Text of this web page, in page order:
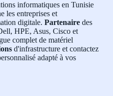
informatiques en Tunisie
les entreprises et
digitale. Partenaire des
HPE, Asus, Cisco et
complet de matériel
d'infrastructure et contactez
adapté à vos